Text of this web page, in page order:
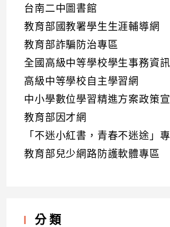
台南二中圖書館
教育部國教署學生生涯輔導網
教育部詐騙防治專區
全國高級中等學校學生事務資
高級中等學校自主學習網
中小學數位學習精進方案政策
教育部因才網
「不迷小紅書，青春不迷途」
教育部兒少網路防護軟體專區
分類